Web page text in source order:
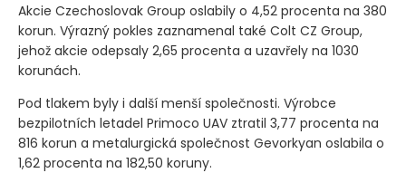
Akcie Czechoslovak Group oslabily o 4,52 procenta na 380
korun. Výrazný pokles zaznamenal také Colt CZ Group,
jehož akcie odepsaly 2,65 procenta a uzavřely na 1030
korunách.
Pod tlakem byly i další menší společnosti. Výrobce
bezpilotních letadel Primoco UAV ztratil 3,77 procenta na
816 korun a metalurgická společnost Gevorkyan oslabila o
1,62 procenta na 182,50 koruny.